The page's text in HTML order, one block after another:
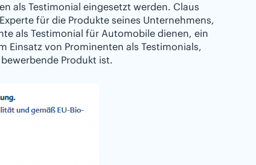
als Testimonial eingesetzt werden. Claus
für die Produkte seines Unternehmens,
als Testimonial für Automobile dienen, ein
Einsatz von Prominenten als Testimonials,
Produkt ist.